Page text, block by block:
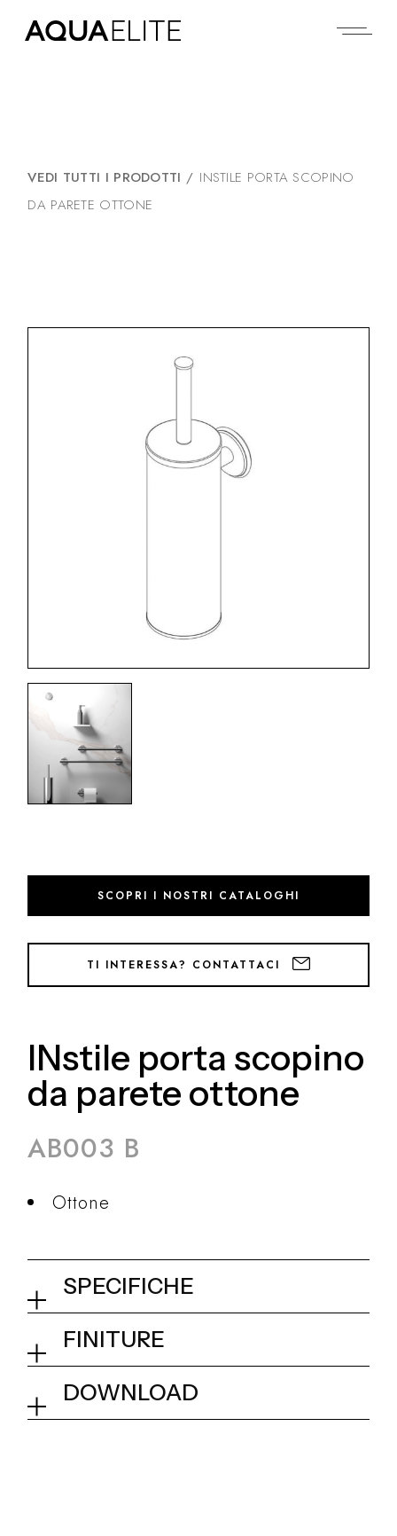
VEDI TUTTI I PRODOTTI / INSTILE PORTA SCOPINO
DA PARETE OTTONE
SCOPRI I NOSTRI CATALOGHI
TI INTERESSA? CONTATTACI
INstile porta scopino
da parete ottone
AB003 B
Ottone
SPECIFICHE
INstile porta scopino da
parete ottone
Collezione
FINITURE
01Q - Chrome
DOWNLOAD
Dimensionale